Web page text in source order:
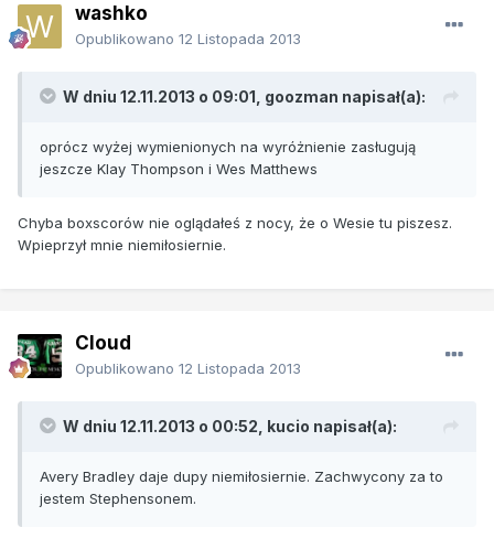
washko
Opublikowano 12 Listopada 2013
W dniu 12.11.2013 o 09:01, goozman napisał(a):
oprócz wyżej wymienionych na wyróżnienie zasługują
jeszcze Klay Thompson i Wes Matthews
Chyba boxscorów nie oglądałeś z nocy, że o Wesie tu piszesz.
Wpieprzył mnie niemiłosiernie.
Cloud
Opublikowano 12 Listopada 2013
W dniu 12.11.2013 o 00:52, kucio napisał(a):
Avery Bradley daje dupy niemiłosiernie. Zachwycony za to
jestem Stephensonem.